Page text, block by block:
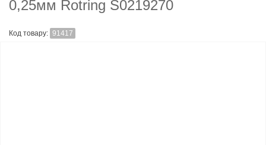
0,25мм Rotring S0219270
Код товару: 91417